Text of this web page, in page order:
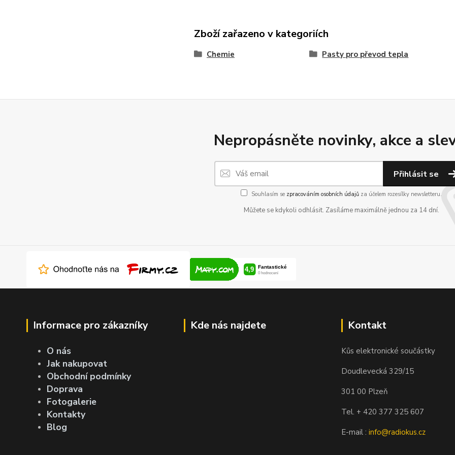
Zboží zařazeno v kategoriích
Chemie Pasty pro převod tepla
Nepropásněte novinky, akce a
Přihlásit se
Souhlasím se zpracováním osobních údajů za účelem rozesílky newsletteru.
Můžete se kdykoli odhlásit. Zasíláme maximálně jednou za 14 dní.
Informace pro zákazníky
O nás
Jak nakupovat
Obchodní podmínky
Doprava
Fotogalerie
Kontakty
Blog
Kde nás najdete Kontakt
Kůs elektronické součástky
Doudlevecká 329/15
301 00 Plzeň
Tel. + 420 377 325 607
E-mail : info@radiokus.cz